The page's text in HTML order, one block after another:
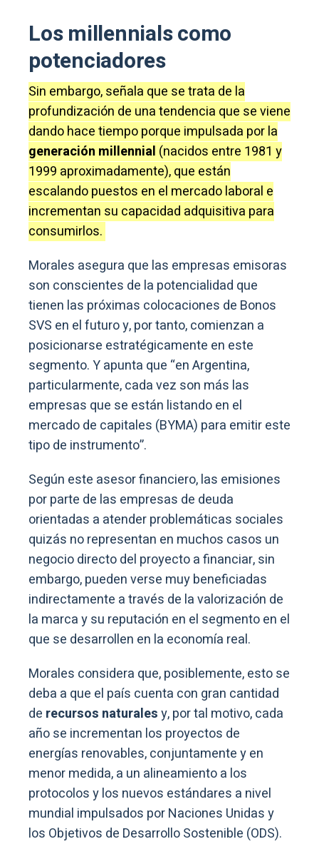
Los millennials como
potenciadores
Sin embargo, señala que se trata de la
profundización de una tendencia que se viene
dando hace tiempo porque impulsada por la
generación millennial (nacidos entre 1981 y
1999 aproximadamente), que están
escalando puestos en el mercado laboral e
incrementan su capacidad adquisitiva para
consumirlos.
Morales asegura que las empresas emisoras
son conscientes de la potencialidad que
tienen las próximas colocaciones de Bonos
SVS en el futuro y, por tanto, comienzan a
posicionarse estratégicamente en este
segmento. Y apunta que “en Argentina,
particularmente, cada vez son más las
empresas que se están listando en el
mercado de capitales (BYMA) para emitir este
tipo de instrumento”.
Según este asesor financiero, las emisiones
por parte de las empresas de deuda
orientadas a atender problemáticas sociales
quizás no representan en muchos casos un
negocio directo del proyecto a financiar, sin
embargo, pueden verse muy beneficiadas
indirectamente a través de la valorización de
la marca y su reputación en el segmento en el
que se desarrollen en la economía real.
Morales considera que, posiblemente, esto se
deba a que el país cuenta con gran cantidad
de recursos naturalesy, por tal motivo, cada
año se incrementan los proyectos de
energías renovables, conjuntamente y en
menor medida, a un alineamiento a los
protocolos y los nuevos estándares a nivel
mundial impulsados por Naciones Unidas y
los Objetivos de Desarrollo Sostenible (ODS).